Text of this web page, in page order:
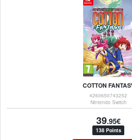
COTTON
4260650743252
Nintendo Switch
39.95€
138 Points